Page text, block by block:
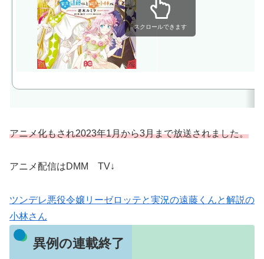
スクロールできます
アニメ化もされ2023年1月から3月まで放送されました。
アニメ配信はDMM TV↓
ツンデレ悪役令嬢リーゼロッテと実況の遠藤くんと解説の
小林さん
異例の連載終了